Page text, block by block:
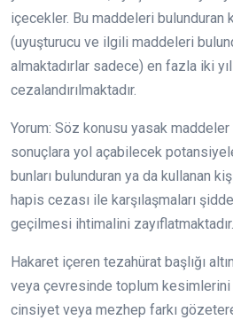
içecekler. Bu maddeleri bulunduran
(uyuşturucu ve ilgili maddeleri
almaktadırlar sadece) en fazla iki
cezalandırılmaktadır.
Yorum: Söz konusu yasak
sonuçlara yol açabilecek
bunları bulunduran ya da kullanan
hapis cezası ile karşılaşmaları
geçilmesi ihtimalini zayıflatmaktadır.
Hakaret içeren tezahürat başlığı
veya çevresinde toplum kesimlerini
cinsiyet veya mezhep farkı